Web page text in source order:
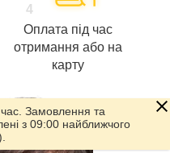
4
Оплата під час
отримання або на
карту
Замовлення та
з 09:00 найближчого